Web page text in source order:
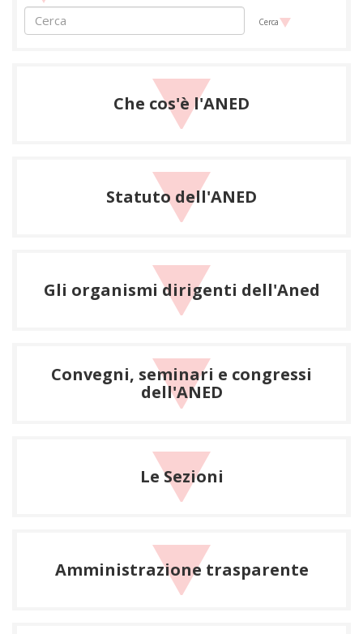
Cerca
Che cos'è l'ANED
Statuto dell'ANED
Gli organismi dirigenti dell'Aned
Convegni, seminari e congressi
dell'ANED
Le Sezioni
Amministrazione trasparente